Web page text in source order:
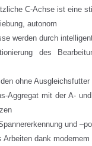
C-Achse ist eine
autonom
werden durch
des
ohne Ausgleichsfutter
Aggregat mit der A-
und
Arbeiten dank